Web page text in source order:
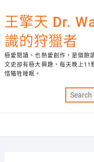
to
content
王擎天 Dr.
識的狩獵者
極愛閱讀、也熱愛創作，是個飽
文史卻有極大興趣，每天晚上11
惜犧牲睡眠。